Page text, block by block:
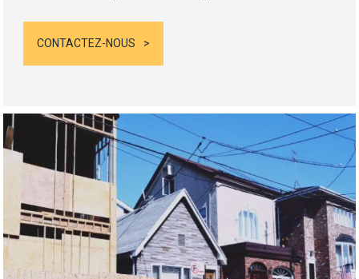
CONTACTEZ-NOUS